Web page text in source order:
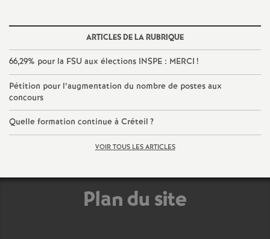
ARTICLES DE LA RUBRIQUE
66,29% pour la FSU aux élections INSPE : MERCI !
Pétition pour l’augmentation du nombre de postes aux
concours
Quelle formation continue à Créteil ?
VOIR TOUS LES ARTICLES
Plan du site